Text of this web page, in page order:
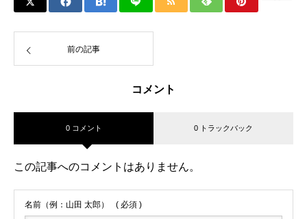
前の記事
コメント
0 コメント 0 トラックバック
この記事へのコメントはありません。
名前（例：山田 太郎） ( 必須 )